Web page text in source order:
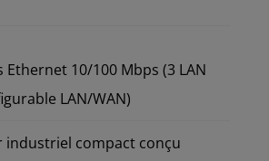
Ethernet 10/100 Mbps (3 LAN
LAN/WAN)
industriel compact conçu